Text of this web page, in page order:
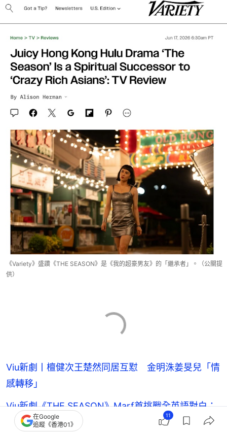
《Variety》盛讚《THE SEASON》是《我的超豪男友》的「繼承者」。（公關提
供）
Viu新劇丨檀健次王楚然同居互懟 金明洙姜旻兒「情
感轉移」
Viu新劇《THE SEASON》Marf首挑戰全英語對白：
唔係容易
在Google
追蹤《香港01》
11